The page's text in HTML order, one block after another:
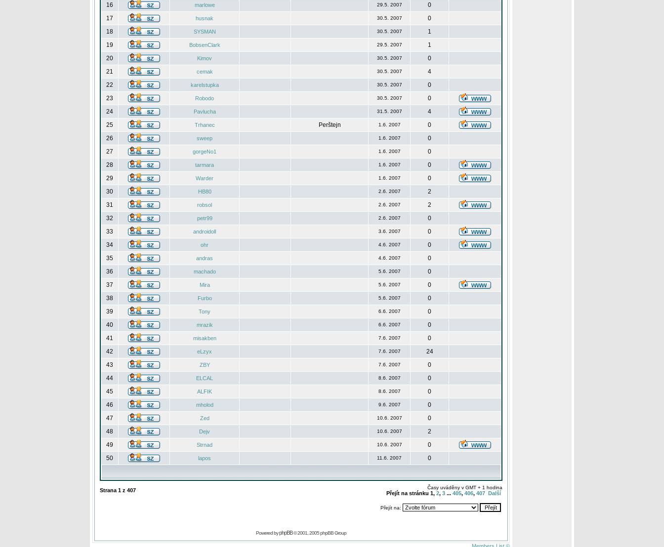
16
marlowe 29.5. 2007
0
17
husnak 30.5. 2007
0
18
SYSMAN 30.5. 2007
1
19
BobsenClark 29.5. 2007
1
20
Kimov 30.5. 2007
0
21
cemak 30.5. 2007
4
22
karelstupka 30.5. 2007
0
23
Robodo 30.5. 2007
0
24
Pavlucha 31.5. 2007
4
25
Trhanec Perštejn 1.6. 2007
0
26
sweep 1.6. 2007
0
27
gorgeNo1 1.6. 2007
0
28
tarmara 1.6. 2007
0
29
Warder 1.6. 2007
0
30
HB80 2.6. 2007
2
31
robsol 2.6. 2007
2
32
petr99 2.6. 2007
0
33
androidoll 3.6. 2007
0
34
ohr 4.6. 2007
0
35
andras 4.6. 2007
0
36
machado 5.6. 2007
0
37
Mira 5.6. 2007
0
38
Furbo 5.6. 2007
0
39
Tony 6.6. 2007
0
40
mrazik 6.6. 2007
0
41
misakben 7.6. 2007
0
42
eLzyx 7.6. 2007
24
43
ZBY 7.6. 2007
0
44
ELCAL 8.6. 2007
0
45
ALFIK 8.6. 2007
0
46
mholod 9.6. 2007
0
47
Zed 10.6. 2007
0
48
Dejv 10.6. 2007
2
49
Strnad 10.6. 2007
0
50
lapos 11.6. 2007 0
Strana 1 z 407 Časy uváděny v GMT + 1 hodina
Přejít na stránku 1, 2, 3 ... 405, 406, 407 Další
Přejít na:
Powered byphpBB© 2001, 2005 phpBB Group